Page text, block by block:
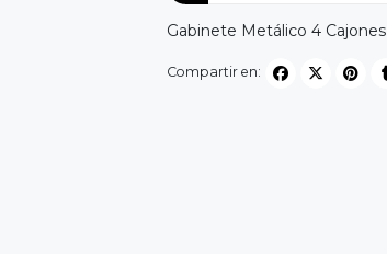
Gabinete Metálico 4 Cajones
Compartir en: